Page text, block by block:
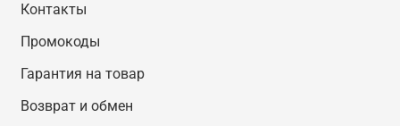
Контакты
Промокоды
Гарантия на товар
Возврат и обмен